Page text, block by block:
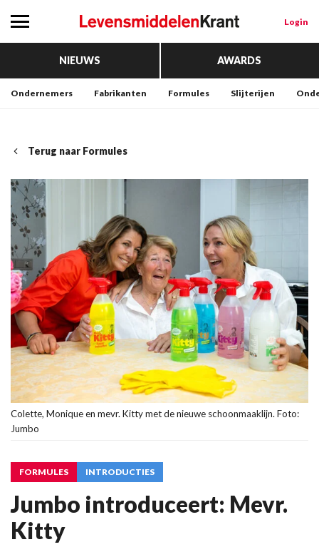
Login
NIEUWS AWARDS
Ondernemers Fabrikanten Formules Slijterijen
Terug naar Formules
Colette, Monique en mevr. Kitty met de nieuwe schoonmaaklijn. Foto:
Jumbo
FORMULES INTRODUCTIES
Jumbo introduceert: Mevr.
Kitty